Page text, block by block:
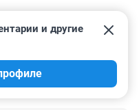
и другие